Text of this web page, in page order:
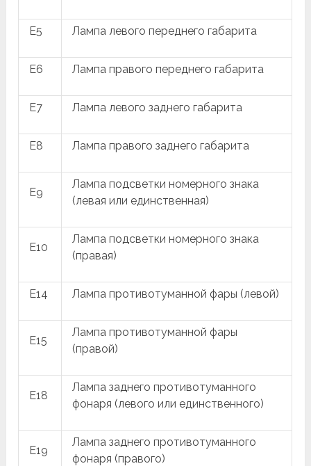
E5 Лампа левого переднего габарита
E6 Лампа правого переднего габарита
E7 Лампа левого заднего габарита
E8 Лампа правого заднего габарита
E9
Лампа подсветки номерного знака
(левая или единственная)
E10
Лампа подсветки номерного знака
(правая)
E14 Лампа противотуманной фары (левой)
E15
Лампа противотуманной фары
(правой)
E18
Лампа заднего противотуманного
фонаря (левого или единственного)
E19
Лампа заднего противотуманного
фонаря (правого)